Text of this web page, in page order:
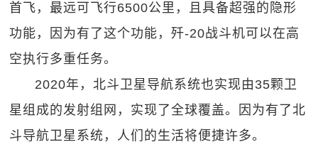
首飞，最远可飞行6500公里，且具备超强的隐形
功能，因为有了这个功能，歼-20战斗机可以在高
空执行多重任务。
2020年，北斗卫星导航系统也实现由35颗卫
星组成的发射组网，实现了全球覆盖。因为有了北
斗导航卫星系统，人们的生活将便捷许多。